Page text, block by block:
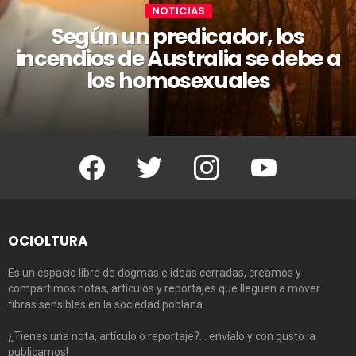
NOTICIAS
Según un predicador, los
incendios de Australia se debe a
los homosexuales
Facebook Twitter Instagram Youtube
OCIOLTURA
Es un espacio libre de dogmas e ideas cerradas, creamos y
compartimos notas, artículos y reportajes que lleguen a mover
fibras sensibles en la sociedad poblana.
¿Tienes una nota, artículo o reportaje?… envíalo y con gusto la
publicamos!